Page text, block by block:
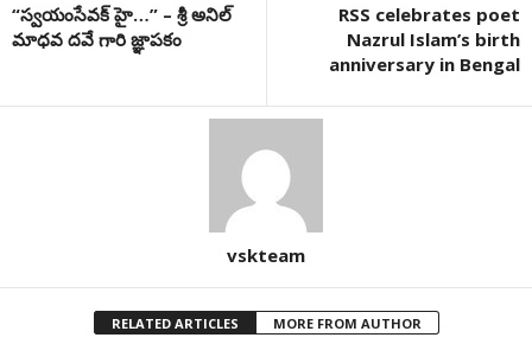
“స్వయంసేవక్ హై…” – శ్రీ అనిల్
మాధవ దవే గారి జ్ఞాపకం
RSS celebrates poet
Nazrul Islam’s birth
anniversary in Bengal
vskteam
RELATED ARTICLES MORE FROM AUTHOR